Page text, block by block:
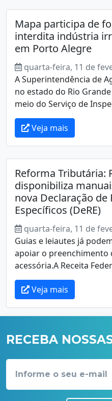
Mapa participa de
interdita indústria
em Porto Alegre
quarta-feira, 11 de
A Superintendência de
no estado do Rio Grande
meio do Serviço de
Veja mais
Reforma Tributária:
disponibiliza
nova Declaração de
Específicos (DeRE)
quarta-feira, 11 de
Guias e leiautes já
apoiar o preenchimento
acessória.A Receita
Veja mais
RECEBA